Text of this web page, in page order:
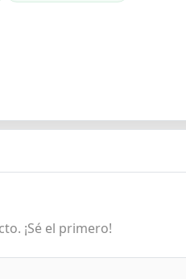
¡Sé el primero!